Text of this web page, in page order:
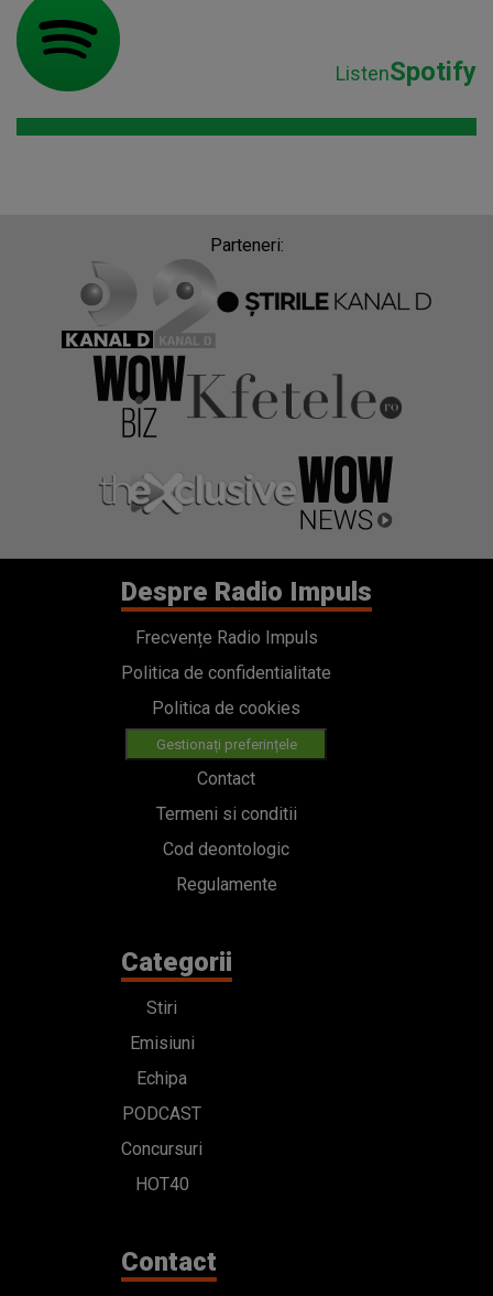
ListenSpotify
Parteneri:
Despre Radio Impuls
Frecvențe Radio Impuls
Politica de confidentialitate
Politica de cookies
Gestionați preferințele
Contact
Termeni si conditii
Cod deontologic
Regulamente
Categorii
Stiri
Emisiuni
Echipa
PODCAST
Concursuri
HOT40
Contact